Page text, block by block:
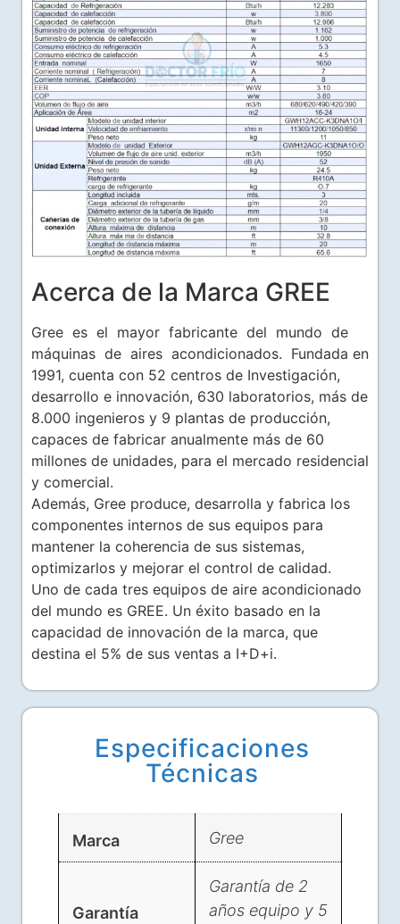
Acerca de la Marca GREE
Gree es el mayor fabricante del mundo de
máquinas de aires acondicionados. Fundada en
1991, cuenta con 52 centros de Investigación,
desarrollo e innovación, 630 laboratorios, más de
8.000 ingenieros y 9 plantas de producción,
capaces de fabricar anualmente más de 60
millones de unidades, para el mercado residencial
y comercial.
Además, Gree produce, desarrolla y fabrica los
componentes internos de sus equipos para
mantener la coherencia de sus sistemas,
optimizarlos y mejorar el control de calidad.
Uno de cada tres equipos de aire acondicionado
del mundo es GREE. Un éxito basado en la
capacidad de innovación de la marca, que
destina el 5% de sus ventas a I+D+i.
Especificaciones
Técnicas
Marca Gree
Garantía
Garantía de 2
años equipo y 5